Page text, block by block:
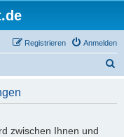
Anmelden
Registrieren
zwischen Ihnen und